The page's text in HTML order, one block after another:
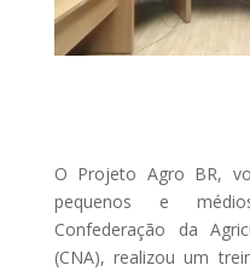
O Projeto Agro BR,
pequenos e
Confederação da
(CNA), realizou um